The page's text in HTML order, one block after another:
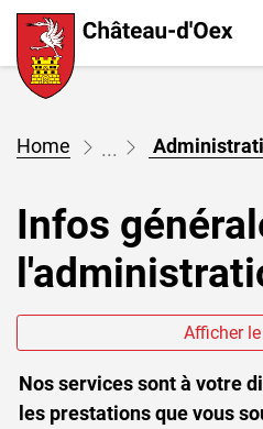
Page d'accueil
Accèder à la navigation
Accèder au contenu
Accèder à l'outil de
Accèder à la table des
Chateau d'Oex
Infos
Afficher
Nos services sont à votre
les prestations que vous